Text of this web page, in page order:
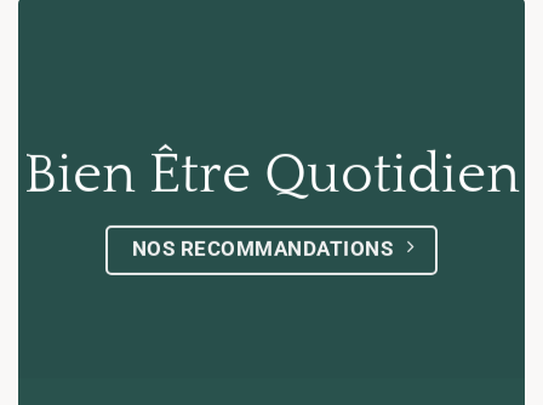
Bien Être Quotidien
NOS RECOMMANDATIONS